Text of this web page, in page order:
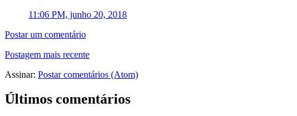
11:06 PM, junho 20, 2018
Postar um comentário
Postagem mais recente
Assinar: Postar comentários (Atom)
Últimos comentários